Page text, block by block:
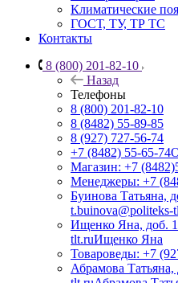
Климатические
ГОСТ, ТУ, ТР ТС
Контакты
8 (800) 201-82-10
Назад
Телефоны
8 (800) 201-82-10
8 (8482) 55-89-85
8 (927) 727-56-74
+7 (8482) 55-65-74
Магазин: +7
Менеджеры: +7
Буинова Татьяна,
t.buinova@politeks-
Ищенко Яна, доб.
tlt.ruИщенко Яна
Товароведы: +7
Абрамова